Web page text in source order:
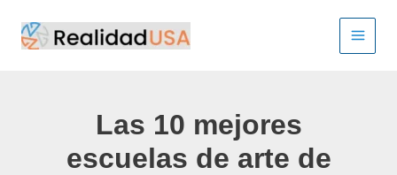
contenido
Las 10 mejores
escuelas de arte de